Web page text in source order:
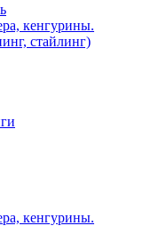
кенгурины.
стайлинг)
кенгурины.